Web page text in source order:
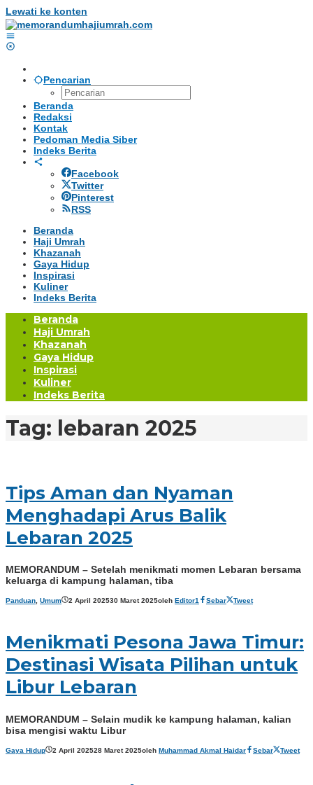
Lewati ke konten
Pencarian
Beranda
Redaksi
Kontak
Pedoman Media Siber
Indeks Berita
Facebook
Twitter
Pinterest
RSS
Beranda
Haji Umrah
Khazanah
Gaya Hidup
Inspirasi
Kuliner
Indeks Berita
Beranda
Haji Umrah
Khazanah
Gaya Hidup
Inspirasi
Kuliner
Indeks Berita
Tag: lebaran 2025
Tips Aman dan Nyaman
Menghadapi Arus Balik
Lebaran 2025
MEMORANDUM – Setelah menikmati momen Lebaran bersama
keluarga di kampung halaman, tiba
Panduan, Umum 2 April 202530 Maret 2025oleh Editor1 Sebar Tweet
Menikmati Pesona Jawa Timur:
Destinasi Wisata Pilihan untuk
Libur Lebaran
MEMORANDUM – Selain mudik ke kampung halaman, kalian
bisa mengisi waktu Libur
Gaya Hidup 2 April 202528 Maret 2025oleh Muhammad Akmal Haidar Sebar Tweet